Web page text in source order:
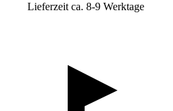
Lieferzeit ca. 8-9 Werktage